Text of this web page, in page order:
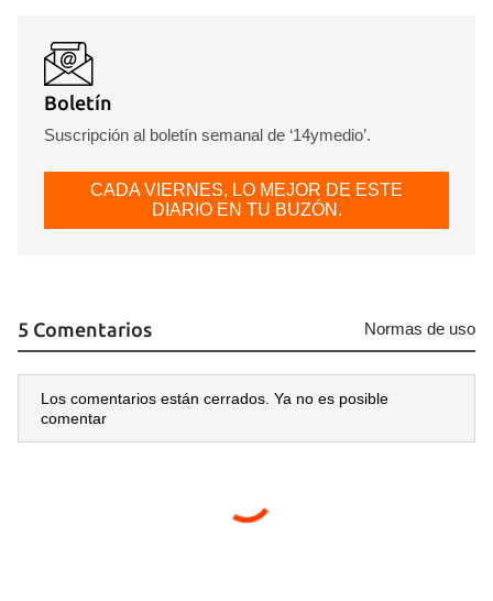
Boletín
Suscripción al boletín semanal de ‘14ymedio’.
CADA VIERNES, LO MEJOR DE ESTE
DIARIO EN TU BUZÓN.
5 Comentarios Normas de uso
Los comentarios están cerrados. Ya no es posible
comentar